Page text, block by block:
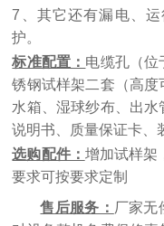
7 、其它还有漏电、
护。
标准配置： 电缆孔（位
锈钢试样架二套（高
水箱、湿球纱布、出
说明书、质量保证卡、
选购配件： 增加试样架
要求可按要求定制
售后服务： 厂家无